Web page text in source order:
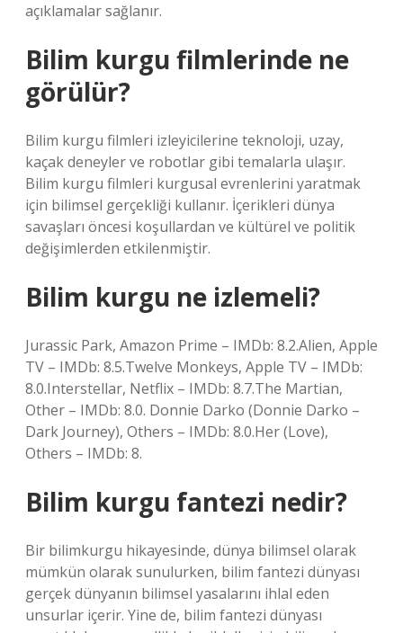
açıklamalar sağlanır.
Bilim kurgu filmlerinde ne
görülür?
Bilim kurgu filmleri izleyicilerine teknoloji, uzay,
kaçak deneyler ve robotlar gibi temalarla ulaşır.
Bilim kurgu filmleri kurgusal evrenlerini yaratmak
için bilimsel gerçekliği kullanır. İçerikleri dünya
savaşları öncesi koşullardan ve kültürel ve politik
değişimlerden etkilenmiştir.
Bilim kurgu ne izlemeli?
Jurassic Park, Amazon Prime – IMDb: 8.2.Alien, Apple
TV – IMDb: 8.5.Twelve Monkeys, Apple TV – IMDb:
8.0.Interstellar, Netflix – IMDb: 8.7.The Martian,
Other – IMDb: 8.0. Donnie Darko (Donnie Darko –
Dark Journey), Others – IMDb: 8.0.Her (Love),
Others – IMDb: 8.
Bilim kurgu fantezi nedir?
Bir bilimkurgu hikayesinde, dünya bilimsel olarak
mümkün olarak sunulurken, bilim fantezi dünyası
gerçek dünyanın bilimsel yasalarını ihlal eden
unsurlar içerir. Yine de, bilim fantezi dünyası